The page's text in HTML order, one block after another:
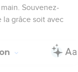
Souvenez-
grâce soit avec